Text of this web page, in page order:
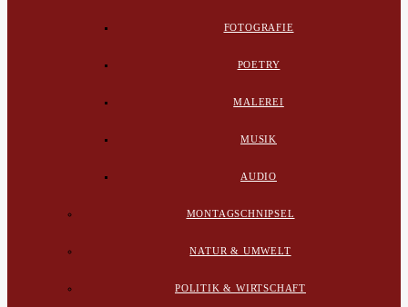
FOTOGRAFIE
POETRY
MALEREI
MUSIK
AUDIO
MONTAGSCHNIPSEL
NATUR & UMWELT
POLITIK & WIRTSCHAFT